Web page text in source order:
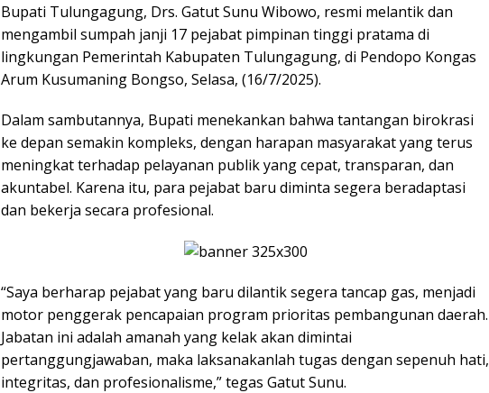
Bupati Tulungagung, Drs. Gatut Sunu Wibowo, resmi melantik dan
mengambil sumpah janji 17 pejabat pimpinan tinggi pratama di
lingkungan Pemerintah Kabupaten Tulungagung, di Pendopo Kongas
Arum Kusumaning Bongso, Selasa, (16/7/2025).
Dalam sambutannya, Bupati menekankan bahwa tantangan birokrasi
ke depan semakin kompleks, dengan harapan masyarakat yang terus
meningkat terhadap pelayanan publik yang cepat, transparan, dan
akuntabel. Karena itu, para pejabat baru diminta segera beradaptasi
dan bekerja secara profesional.
“Saya berharap pejabat yang baru dilantik segera tancap gas, menjadi
motor penggerak pencapaian program prioritas pembangunan daerah.
Jabatan ini adalah amanah yang kelak akan dimintai
pertanggungjawaban, maka laksanakanlah tugas dengan sepenuh hati,
integritas, dan profesionalisme,” tegas Gatut Sunu.